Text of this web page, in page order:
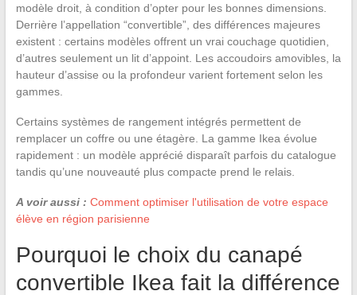
modèle droit, à condition d’opter pour les bonnes dimensions.
Derrière l’appellation “convertible”, des différences majeures
existent : certains modèles offrent un vrai couchage quotidien,
d’autres seulement un lit d’appoint. Les accoudoirs amovibles, la
hauteur d’assise ou la profondeur varient fortement selon les
gammes.
Certains systèmes de rangement intégrés permettent de
remplacer un coffre ou une étagère. La gamme Ikea évolue
rapidement : un modèle apprécié disparaît parfois du catalogue
tandis qu’une nouveauté plus compacte prend le relais.
A voir aussi : Comment optimiser l'utilisation de votre espace
élève en région parisienne
Pourquoi le choix du canapé
convertible Ikea fait la différence